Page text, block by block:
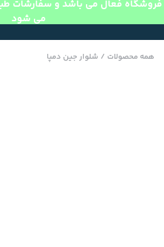
فروشگاه فعال می باشد و سفارشات
می شود
همه محصولات / شلوار جین دمپا